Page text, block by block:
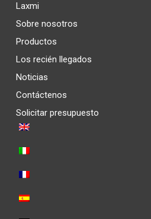
Laxmi
Sobre nosotros
Productos
Los recién llegados
Noticias
Contáctenos
Solicitar presupuesto